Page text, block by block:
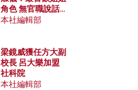
角色 無官職說話
包袱少
本社編輯部
梁鏡威獲任方大副
校長 呂大樂加盟
社科院
本社編輯部